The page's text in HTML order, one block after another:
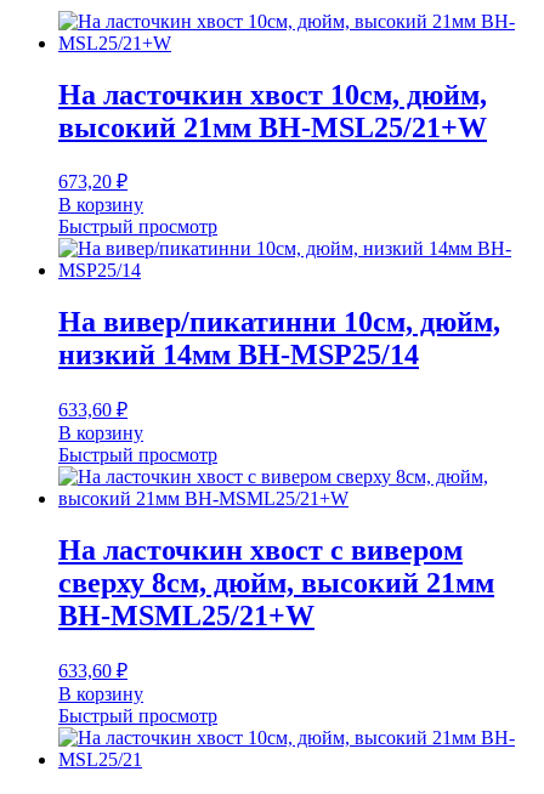
На ласточкин хвост 10см, дюйм,
высокий 21мм BH-MSL25/21+W
673,20 ₽
В корзину
Быстрый просмотр
На вивер/пикатинни 10см, дюйм,
низкий 14мм BH-MSP25/14
633,60 ₽
В корзину
Быстрый просмотр
На ласточкин хвост с вивером
сверху 8см, дюйм, высокий 21мм
BH-MSML25/21+W
633,60 ₽
В корзину
Быстрый просмотр